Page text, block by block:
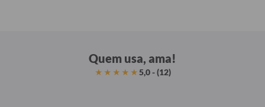
Quem usa, ama!
★★★★★5,0 - (12)